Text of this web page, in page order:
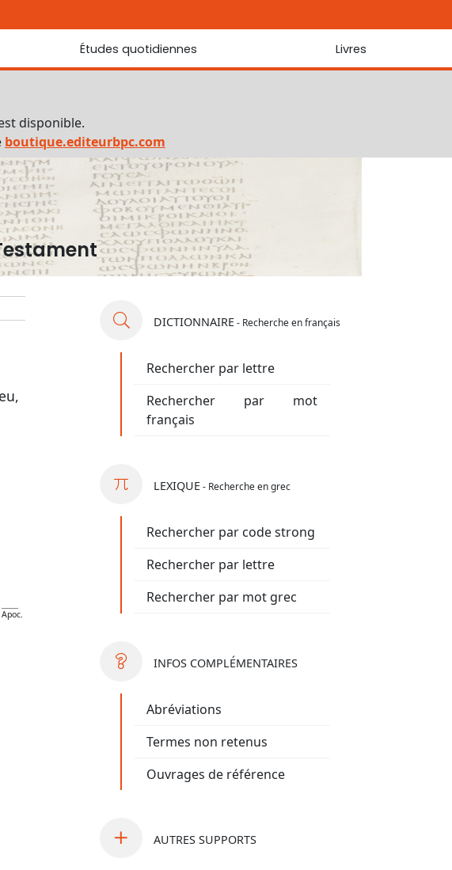
Dictionnaire français du Nouveau Testament
Questionnaire de connaissances du Nouveau Testament
Études quotidiennes Livres
disponible.
boutique.editeurbpc.com
Apoc.
DICTIONNAIRE- Recherche en français
Rechercher par lettre
Rechercher par mot
français
LEXIQUE- Recherche en grec
Rechercher par code strong
Rechercher par lettre
Rechercher par mot grec
INFOS COMPLÉMENTAIRES
Abréviations
Termes non retenus
Ouvrages de référence
AUTRES SUPPORTS